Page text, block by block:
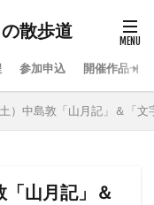
散歩道
参加申込 開催作品一覧
）中島敦「山月記」＆「
「山月記」＆